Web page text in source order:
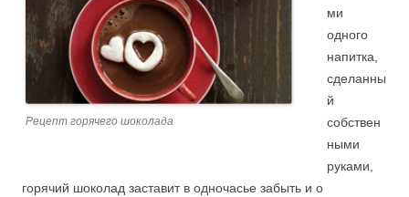
Рецепт горячего шоколада
ми
одного
напитка,
сделанны
й
собствен
ными
руками,
горячий шоколад заставит в одночасье забыть и о